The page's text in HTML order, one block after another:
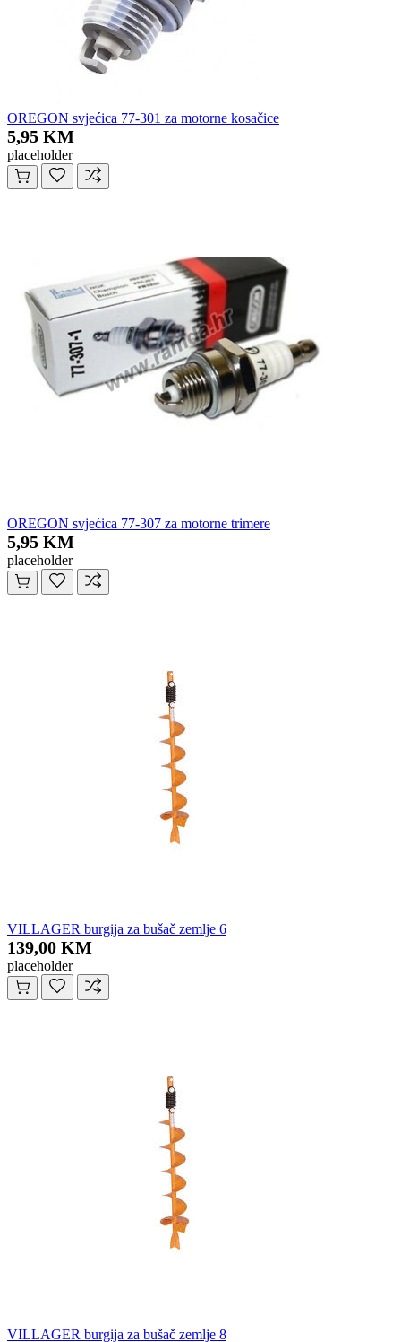
OREGON svjećica 77-301 za motorne kosačice
5,95 KM
placeholder
OREGON svjećica 77-307 za motorne trimere
5,95 KM
placeholder
VILLAGER burgija za bušač zemlje 6
139,00 KM
placeholder
VILLAGER burgija za bušač zemlje 8